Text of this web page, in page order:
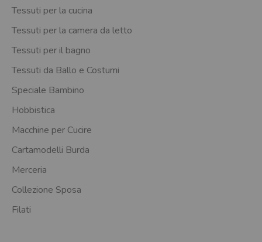
Tessuti per la cucina
Tessuti per la camera da letto
Tessuti per il bagno
Tessuti da Ballo e Costumi
Speciale Bambino
Hobbistica
Macchine per Cucire
Cartamodelli Burda
Merceria
Collezione Sposa
Filati